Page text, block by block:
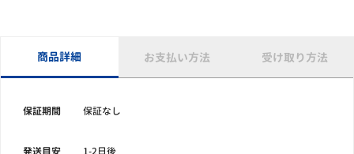
商品詳細 お支払い方法 受け取り方法
保証期間 保証なし
発送目安 1-2日後